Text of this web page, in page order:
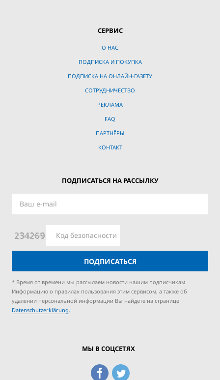
СЕРВИС
О НАС
ПОДПИСКА И ПОКУПКА
ПОДПИСКА НА ОНЛАЙН-ГАЗЕТУ
СОТРУДНИЧЕСТВО
РЕКЛАМА
FAQ
ПАРТНЁРЫ
КОНТАКТ
ПОДПИСАТЬСЯ НА РАССЫЛКУ
ПОДПИСАТЬСЯ
* Время от времени мы рассылаем новости нашим подписчикам.
Информацию о правилах пользования этим сервисом, а также об
удалении персональной информации Вы найдете на странице
Datenschutzerklärung.
МЫ В СОЦСЕТЯХ